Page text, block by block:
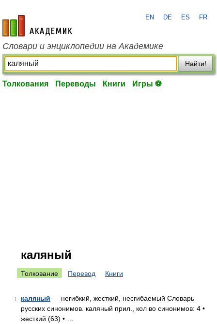
academic.ru
EN DE ES FR
Словари и энциклопедии на Академике
Найти!
Толкования Переводы Книги Игры ⚽
каляный
Толкование Перевод Книги
1 каляный — негибкий, жесткий, несгибаемый Словарь
русских синонимов. каляный прил., кол во синонимов: 4 •
жесткий (63) • …